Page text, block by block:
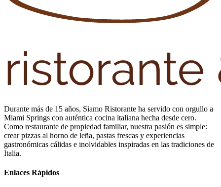
Durante más de 15 años, Siamo Ristorante ha servido con orgullo a
Miami Springs con auténtica cocina italiana hecha desde cero.
Como restaurante de propiedad familiar, nuestra pasión es simple:
crear pizzas al horno de leña, pastas frescas y experiencias
gastronómicas cálidas e inolvidables inspiradas en las tradiciones de
Italia.
Enlaces Rápidos